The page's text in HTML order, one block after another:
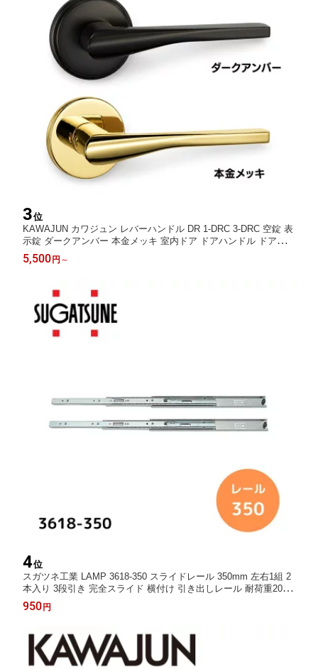
3位
KAWAJUN カワジュン レバーハンドル DR 1-DRC 3-DRC 空錠 表
示錠 ダークアンバー 本金メッキ 室内ドア ドアハンドル ドアノブ
レバー トイレ 交換 リフォーム おしゃれ 取っ手 取手 つまみ ドア
レバー 引き出し 扉
5,500 円 ～
4位
スガツネ工業 LAMP 3618-350 スライドレール 350mm 左右1組 2
本入り 3段引き 完全スライド 横付け 引き出しレール 耐荷重20kg
簡易キャッチ付 楽天倉庫発送 最強翌日配送 ランプ印 建築金物 家
具金物 引戸 戸車 DIY
950 円